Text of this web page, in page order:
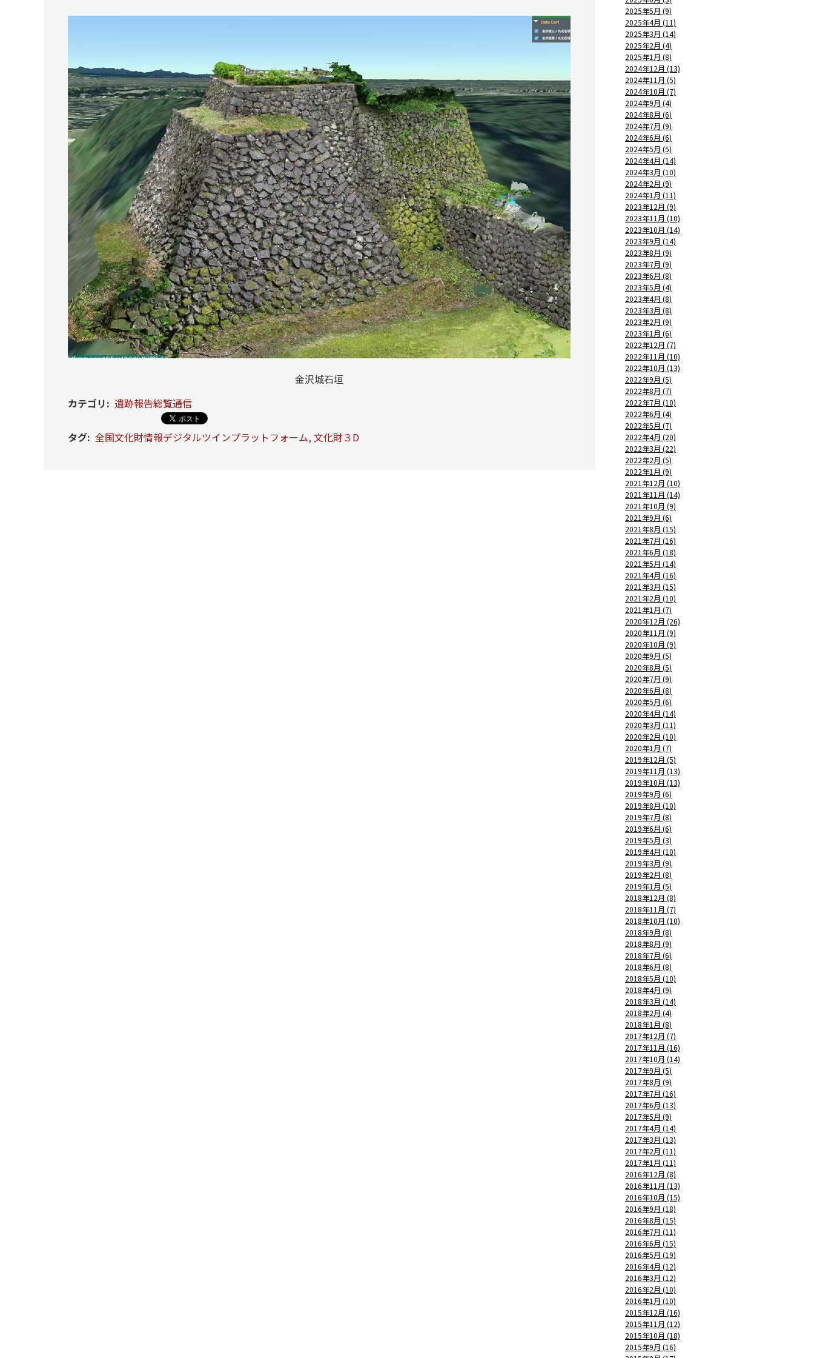
金沢城石垣
カテゴリ: 遺跡報告総覧通信
タグ: 全国文化財情報デジタルツインプラットフォーム, 文化財３D
2025年5月 (9)
2025年4月 (11)
2025年3月 (14)
2025年2月 (4)
2025年1月 (8)
2024年12月 (13)
2024年11月 (5)
2024年10月 (7)
2024年9月 (4)
2024年8月 (6)
2024年7月 (9)
2024年6月 (6)
2024年5月 (5)
2024年4月 (14)
2024年3月 (10)
2024年2月 (9)
2024年1月 (11)
2023年12月 (9)
2023年11月 (10)
2023年10月 (14)
2023年9月 (14)
2023年8月 (9)
2023年7月 (9)
2023年6月 (8)
2023年5月 (4)
2023年4月 (8)
2023年3月 (8)
2023年2月 (9)
2023年1月 (6)
2022年12月 (7)
2022年11月 (10)
2022年10月 (13)
2022年9月 (5)
2022年8月 (7)
2022年7月 (10)
2022年6月 (4)
2022年5月 (7)
2022年4月 (20)
2022年3月 (22)
2022年2月 (5)
2022年1月 (9)
2021年12月 (10)
2021年11月 (14)
2021年10月 (9)
2021年9月 (6)
2021年8月 (15)
2021年7月 (16)
2021年6月 (18)
2021年5月 (14)
2021年4月 (16)
2021年3月 (15)
2021年2月 (10)
2021年1月 (7)
2020年12月 (26)
2020年11月 (9)
2020年10月 (9)
2020年9月 (5)
2020年8月 (5)
2020年7月 (9)
2020年6月 (8)
2020年5月 (6)
2020年4月 (14)
2020年3月 (11)
2020年2月 (10)
2020年1月 (7)
2019年12月 (5)
2019年11月 (13)
2019年10月 (13)
2019年9月 (6)
2019年8月 (10)
2019年7月 (8)
2019年6月 (6)
2019年5月 (3)
2019年4月 (10)
2019年3月 (9)
2019年2月 (8)
2019年1月 (5)
2018年12月 (8)
2018年11月 (7)
2018年10月 (10)
2018年9月 (8)
2018年8月 (9)
2018年7月 (6)
2018年6月 (8)
2018年5月 (10)
2018年4月 (9)
2018年3月 (14)
2018年2月 (4)
2018年1月 (8)
2017年12月 (7)
2017年11月 (16)
2017年10月 (14)
2017年9月 (5)
2017年8月 (9)
2017年7月 (16)
2017年6月 (13)
2017年5月 (9)
2017年4月 (14)
2017年3月 (13)
2017年2月 (11)
2017年1月 (11)
2016年12月 (8)
2016年11月 (13)
2016年10月 (15)
2016年9月 (18)
2016年8月 (15)
2016年7月 (11)
2016年6月 (15)
2016年5月 (19)
2016年4月 (12)
2016年3月 (12)
2016年2月 (10)
2016年1月 (10)
2015年12月 (16)
2015年11月 (12)
2015年10月 (18)
2015年9月 (16)